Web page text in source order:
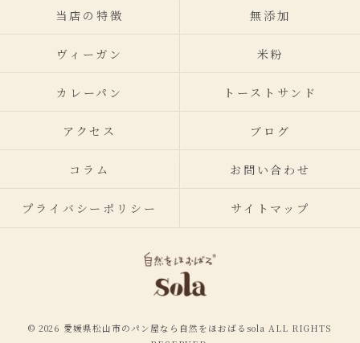
当店の特徴 無添加
ヴィーガン 米粉
カレーパン トーストサンド
アクセス ブログ
コラム お問い合わせ
プライバシーポリシー サイトマップ
© 2026 愛媛県松山市のパン屋なら自然をほおばるsola ALL RIGHTS